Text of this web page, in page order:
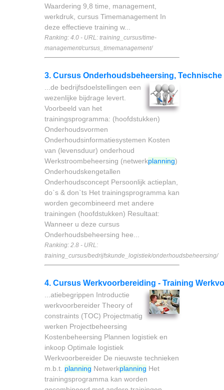
Waardering 9,8 time, management,
werkdruk, cursus Timemanagement In
deze effectieve training w...
Ranking: 4.0 - URL: training_cursus/time-
management/cursus_timemanagement/
3. Cursus Onderhoudsbeheersing, Technische
...de bedrijfsdoelstellingen een
wezenlijke bijdrage levert.
Voorbeeld van het
trainingsprogramma: (hoofdstukken)
Onderhoudsvormen
Onderhoudsinformatiesystemen Kosten
van (levensduur) onderhoud
Werkstroombeheersing (netwerkplanning)
Onderhoudskengetallen
Onderhoudsconcept Persoonlijk actieplan,
do`s & don`ts Het trainingsprogramma kan
worden gecombineerd met andere
trainingen (hoofdstukken) Resultaat:
Wanneer u deze cursus
Onderhoudsbeheersing hee...
Ranking: 2.8 - URL:
training_cursus/bedrijfskunde_logistiek/onderhoudsbeheersing/
4. Cursus Werkvoorbereiding - Training
...atiebegrippen Introductie
werkvoorbereider Theory of
constraints (TOC) Projectmatig
werken Projectbeheersing
Kostenbeheersing Plannen logistiek en
inkoop Optimale logistiek
Werkvoorbereider De nieuwste technieken
m.b.t. planning Netwerkplanning Het
trainingsprogramma kan worden